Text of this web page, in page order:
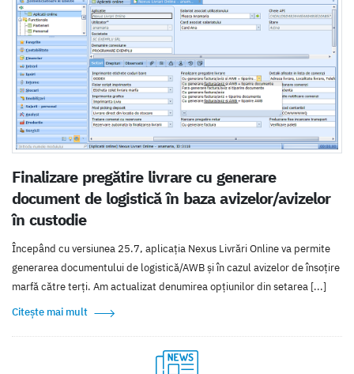
Finalizare pregătire livrare cu generare
document de logistică în baza avizelor/avizelor
în custodie
Începând cu versiunea 25.7, aplicația Nexus Livrări Online va permite
generarea documentului de logistică/AWB și în cazul avizelor de însoțire
marfă către terți. Am actualizat denumirea opțiunilor din setarea [...]
Citește mai mult